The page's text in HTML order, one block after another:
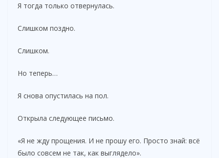
Я тогда только отвернулась.
Слишком поздно.
Слишком.
Но теперь…
Я снова опустилась на пол.
Открыла следующее письмо.
«Я не жду прощения. И не прошу его. Просто знай: всё
было совсем не так, как выглядело».